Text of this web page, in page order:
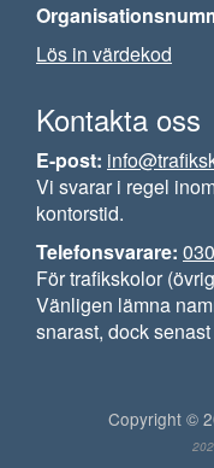
Lös in värdekod
Kontakta oss
E-post:
Vi svarar i regel
kontorstid.
Telefonsvarare:
För trafikskolor
Vänligen lämna
snarast, dock
Copyright ©